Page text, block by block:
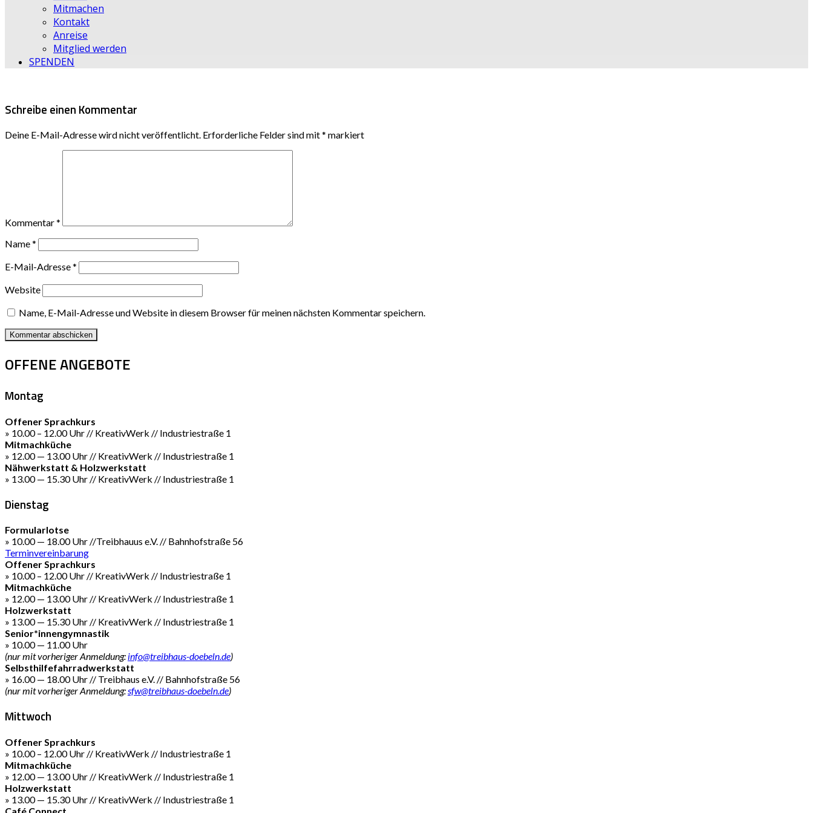
Mitmachen
Kontakt
Anreise
Mitglied werden
SPENDEN
Schreibe einen Kommentar
Deine E-Mail-Adresse wird nicht veröffentlicht. Erforderliche Felder sind mit* markiert
Kommentar*
Name*
E-Mail-Adresse*
Website
Name, E-Mail-Adresse und Website in diesem Browser für meinen nächsten Kommentar speichern.
OFFENE ANGEBOTE
Montag
Offener Sprachkurs
» 10.00 – 12.00 Uhr // KreativWerk // Industriestraße 1
Mitmachküche
» 12.00 — 13.00 Uhr // KreativWerk // Industriestraße 1
Nähwerkstatt & Holzwerkstatt
» 13.00 — 15.30 Uhr // KreativWerk // Industriestraße 1
Dienstag
Formularlotse
» 10.00 — 18.00 Uhr //Treibhauus e.V. // Bahnhofstraße 56
Terminvereinbarung
Offener Sprachkurs
» 10.00 – 12.00 Uhr // KreativWerk // Industriestraße 1
Mitmachküche
» 12.00 — 13.00 Uhr // KreativWerk // Industriestraße 1
Holzwerkstatt
» 13.00 — 15.30 Uhr // KreativWerk // Industriestraße 1
Senior*innengymnastik
» 10.00 — 11.00 Uhr
(nur mit vorheriger Anmeldung: info@treibhaus-doebeln.de)
Selbsthilfefahrradwerkstatt
» 16.00 — 18.00 Uhr // Treibhaus e.V. // Bahnhofstraße 56
(nur mit vorheriger Anmeldung:sfw@treibhaus-doebeln.de)
Mittwoch
Offener Sprachkurs
» 10.00 – 12.00 Uhr // KreativWerk // Industriestraße 1
Mitmachküche
» 12.00 — 13.00 Uhr // KreativWerk // Industriestraße 1
Holzwerkstatt
» 13.00 — 15.30 Uhr // KreativWerk // Industriestraße 1